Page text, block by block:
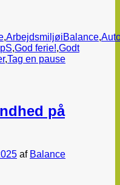
,ArbejdsmiljøiBalance,
,God ferie!,Godt
,Tag en pause
på
af Balance